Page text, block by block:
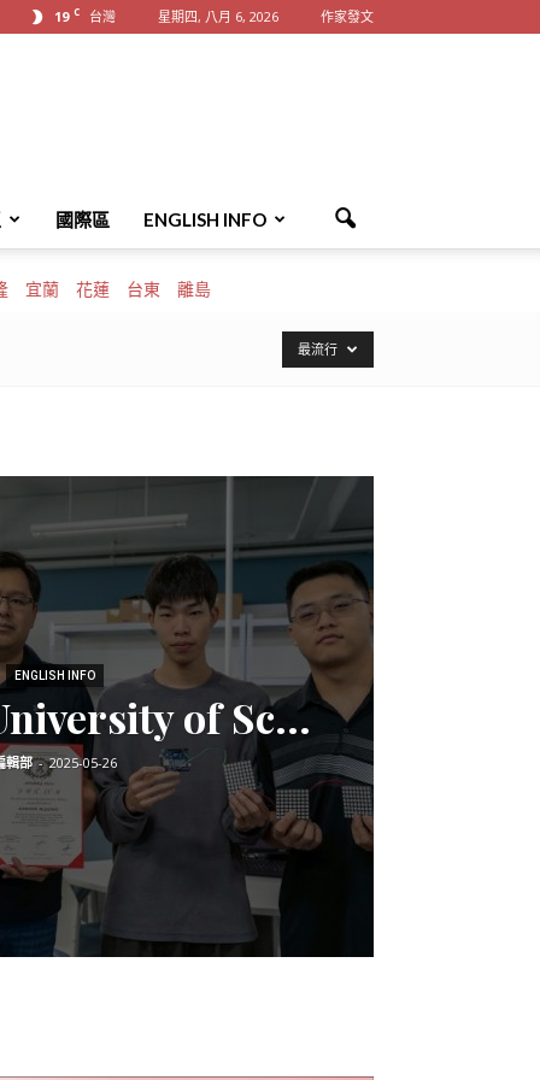
19 C 台灣 星期四, 八月 6, 2026 作家發文
國際區 ENGLISH INFO
宜蘭 花蓮 台東 離島
最流行
ENGLISH INFO
of Sc...
輯部 - 2025-05-26